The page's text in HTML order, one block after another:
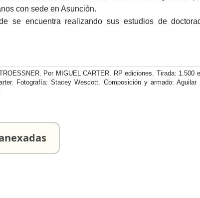
con sede en Asunción.
se encuentra realizando sus estudios de
Por MIGUEL CARTER. RP ediciones. Tirada: 1.500
Fotografía: Stacey Wescott. Composición y armado: Aguilar